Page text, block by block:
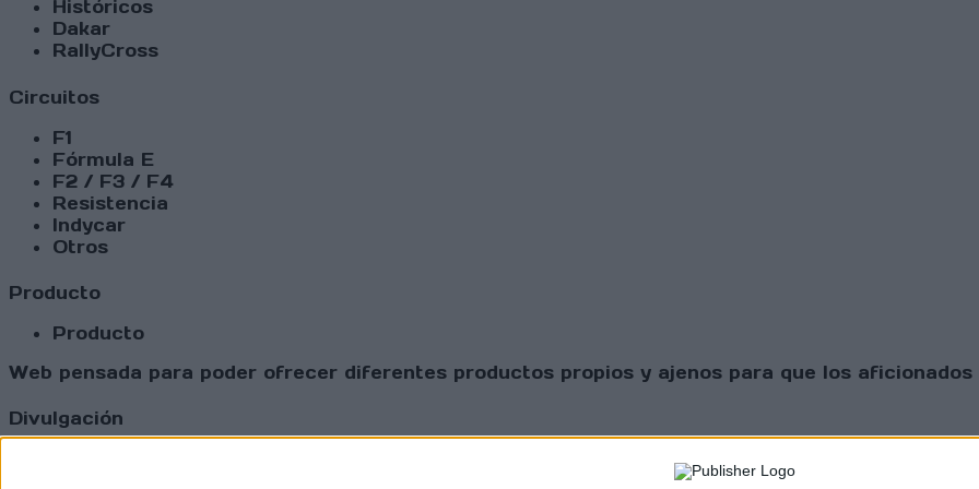
Históricos
Dakar
RallyCross
Circuitos
F1
Fórmula E
F2 / F3 / F4
Resistencia
Indycar
Otros
Producto
Producto
Web pensada para poder ofrecer diferentes productos propios y ajenos para que los
Divulgación